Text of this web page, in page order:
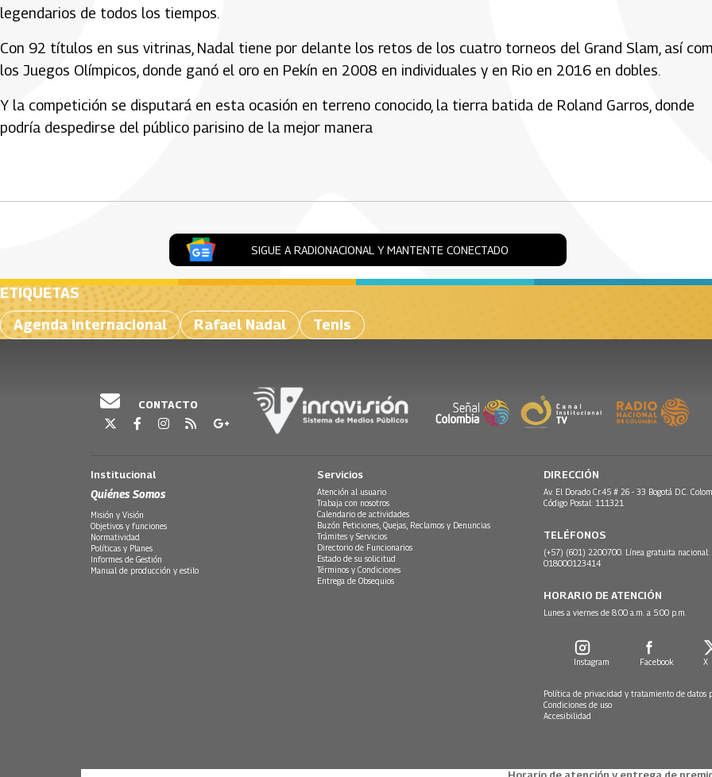
legendarios de todos los tiempos.
Con 92 títulos en sus vitrinas, Nadal tiene por delante los retos de los cuatro torneos del Grand Slam, así
los Juegos Olímpicos, donde ganó el oro en Pekín en 2008 en individuales y en Rio en 2016 en dobles.
Y la competición se disputará en esta ocasión en terreno conocido, la tierra batida de Roland Garros, donde
podría despedirse del público parisino de la mejor manera
SIGUE A RADIONACIONAL Y MANTENTE CONECTADO
ETIQUETAS
Agenda internacional
Rafael Nadal Tenis
CONTACTO
Institucional
Quiénes Somos
Misión y Visión
Objetivos y funciones
Normatividad
Políticas y Planes
Informes de Gestión
Manual de producción y estilo
Servicios
Atención al usuario
Trabaja con nosotros
Calendario de actividades
Buzón Peticiones, Quejas, Reclamos y Denuncias
Trámites y Servicios
Directorio de Funcionarios
Estado de su solicitud
Términos y Condiciones
Entrega de Obsequios
DIRECCIÓN
Av. El Dorado Cr.45 # 26 - 33 Bogotá D.C.
Código Postal: 111321
TELÉFONOS
(+57) (601) 2200700. Línea gratuita nacional:
018000123414
HORARIO DE ATENCIÓN
Lunes a viernes de 8:00 a.m. a 5:00 p.m.
Instagram Facebook X
Política de privacidad y tratamiento de datos
Condiciones de uso
Accesibilidad